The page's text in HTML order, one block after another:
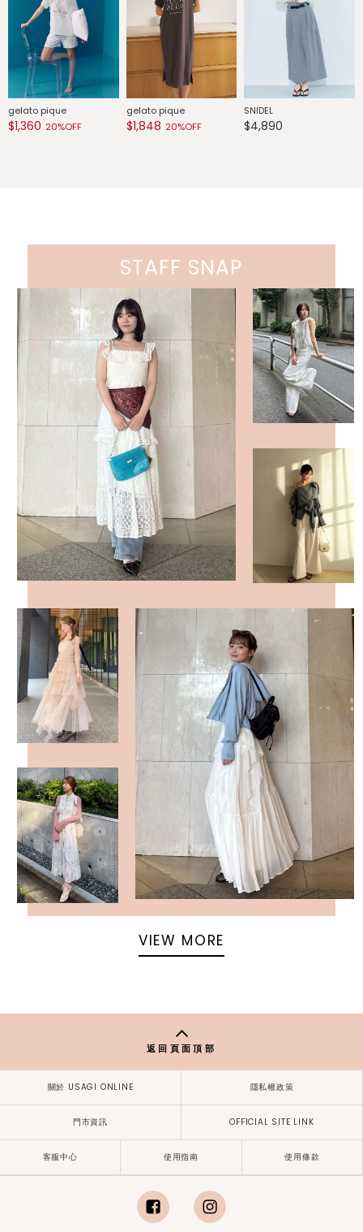
gelato pique
$1,360 20%OFF
gelato pique
$1,848 20%OFF
SNIDEL
$4,890
STAFF SNAP
VIEW MORE
返回頁面頂部
關於 USAGI ONLINE 隱私權政策
門市資訊 OFFICIAL SITE LINK
客服中心 使用指南 使用條款